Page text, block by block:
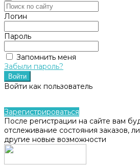
Логин
Пароль
Запомнить меня
Забыли пароль?
Войти как пользователь
Зарегистрироваться
После регистрации на сайте вам
отслеживание состояния заказов,
другие новые возможности